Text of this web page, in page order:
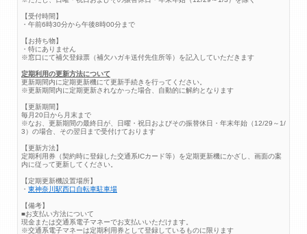
【受付時間】
・午前6時30分から午後8時00分まで
【お持ち物】
・特にありません
※窓口にて補欠登録票（補欠ハガキ送付先住所等）を記入していただきます
定期利用の更新方法について
更新期間内に定期更新機にて更新手続きを行ってください。
※更新期間内に定期更新されなかった場合、自動的に解約となります
【更新期間】
毎月20日から月末まで
※なお、更新期間の最終日が、日曜・祝日およびその振替休日・年末年始（12/29～1/
3）の場合、その翌日まで受付けております
【更新方法】
定期利用券（契約時に登録した交通系ICカード等）を定期更新機にかざし、画面の案
内に従って更新してください。
【定期更新機設置場所】
・ 東神奈川駅西口自転車駐車場
【備考】
■お支払い方法について
現金または交通系電子マネーでお支払いいただけます。
※交通系電子マネーは定期利用券として登録しているものに限ります